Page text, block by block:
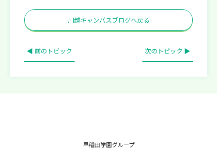
川越キャンパスブログへ戻る
◀ 前のトピック 次のトピック ▶
早稲田学園グループ